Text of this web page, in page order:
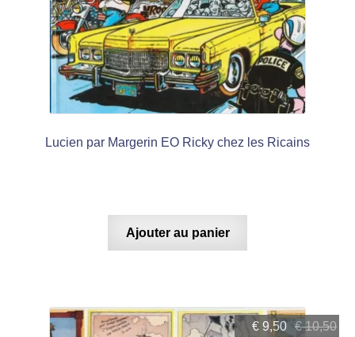
Lucien par Margerin EO Ricky chez les Ricains
Ajouter au panier
€10,50
Le
€ 9,50
Le